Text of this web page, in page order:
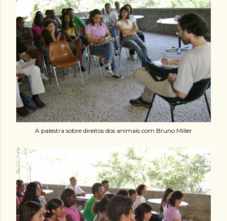
A palestra sobre direitos dos animais com Bruno Miller